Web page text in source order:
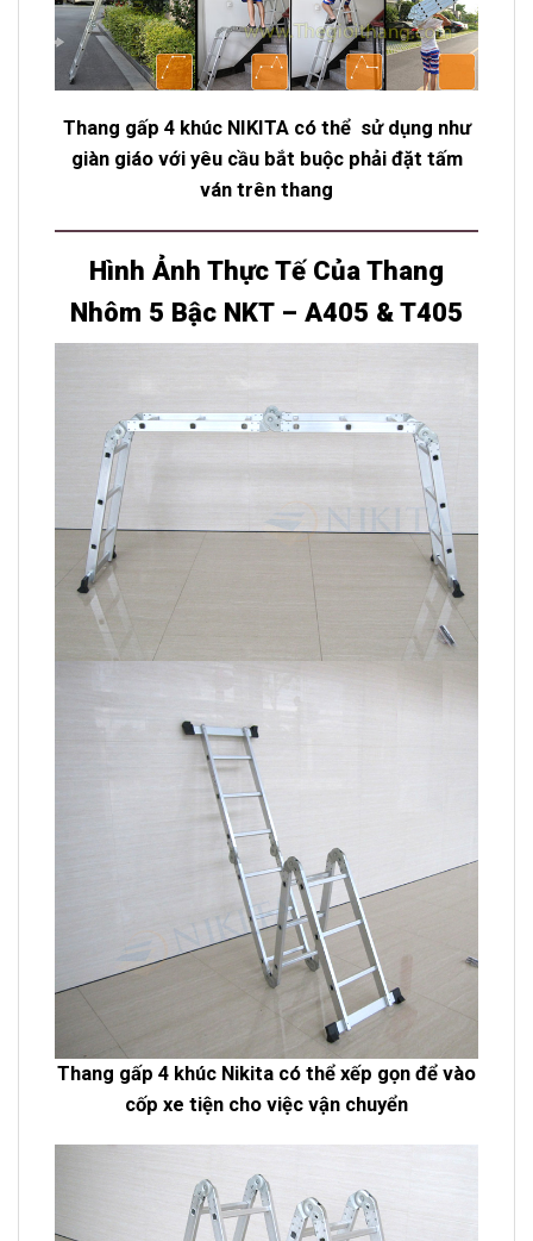
Thang gấp 4 khúc NIKITA có thể sử dụng như
giàn giáo với yêu cầu bắt buộc phải đặt tấm
ván trên thang
Hình Ảnh Thực Tế Của Thang
Nhôm 5 Bậc NKT – A405 & T405
Thang gấp 4 khúc Nikita có thể xếp gọn để vào
cốp xe tiện cho việc vận chuyển